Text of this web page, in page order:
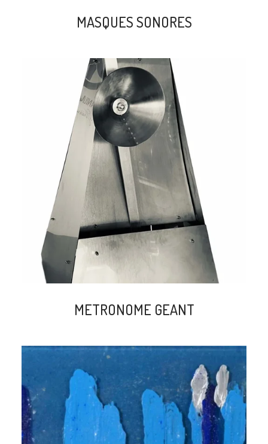
MASQUES SONORES
search
METRONOME GEANT